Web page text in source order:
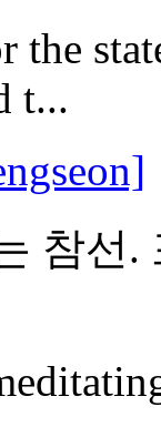
the
t...
참선.